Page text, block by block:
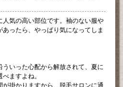
人気の高い部位です。袖のない服や
ったら、やっぱり気になってしま
ういった心配から解放されて、夏に
ますよね。
掛かりますから、脱毛サロンに通